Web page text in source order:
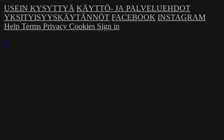
USEIN KYSYTTYÄ KÄYTTÖ- JA PALVELUEHDOT
YKSITYISYYSKÄYTÄNNÖT FACEBOOK INSTAGRAM
Help Terms Privacy Cookies Sign in
×